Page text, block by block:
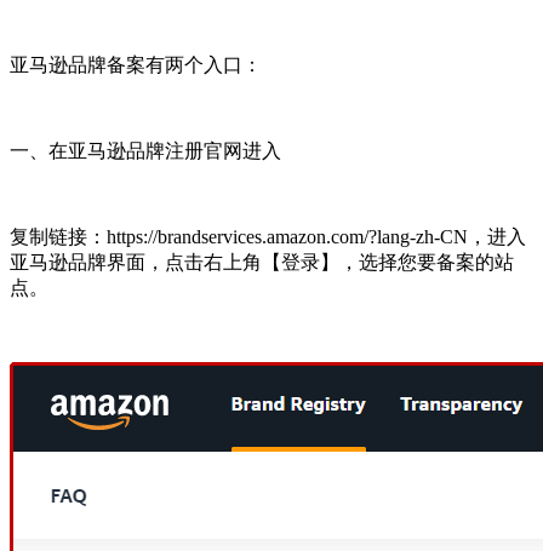
亚马逊品牌备案有两个入口：
一、在亚马逊品牌注册官网进入
复制链接：https://brandservices.amazon.com/?lang-zh-CN，进入
亚马逊品牌界面，点击右上角【登录】，选择您要备案的站
点。